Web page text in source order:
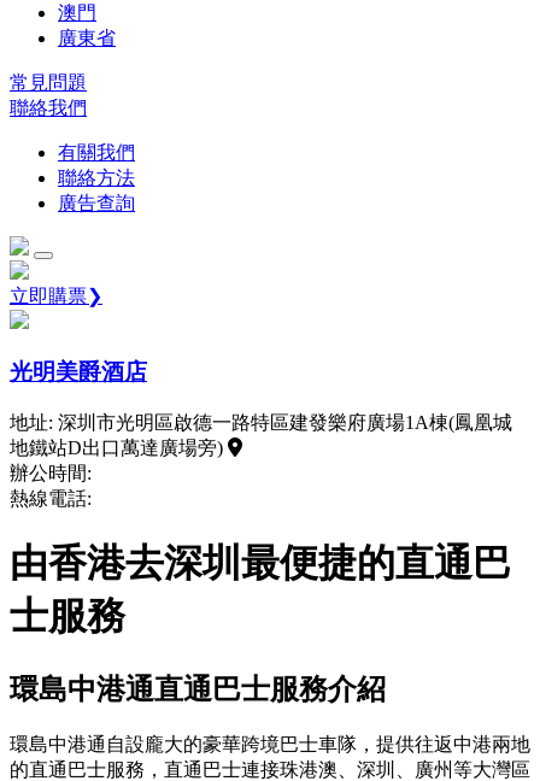
澳門
廣東省
常見問題
聯絡我們
有關我們
聯絡方法
廣告查詢
立即購票❯
光明美爵酒店
地址: 深圳市光明區啟德一路特區建發樂府廣場1A棟(鳳凰城
地鐵站D出口萬達廣場旁)
辦公時間:
熱線電話:
由香港去深圳最便捷的直通巴
士服務
環島中港通直通巴士服務介紹
環島中港通自設龐大的豪華跨境巴士車隊，提供往返中港兩地
的直通巴士服務，直通巴士連接珠港澳、深圳、廣州等大灣區